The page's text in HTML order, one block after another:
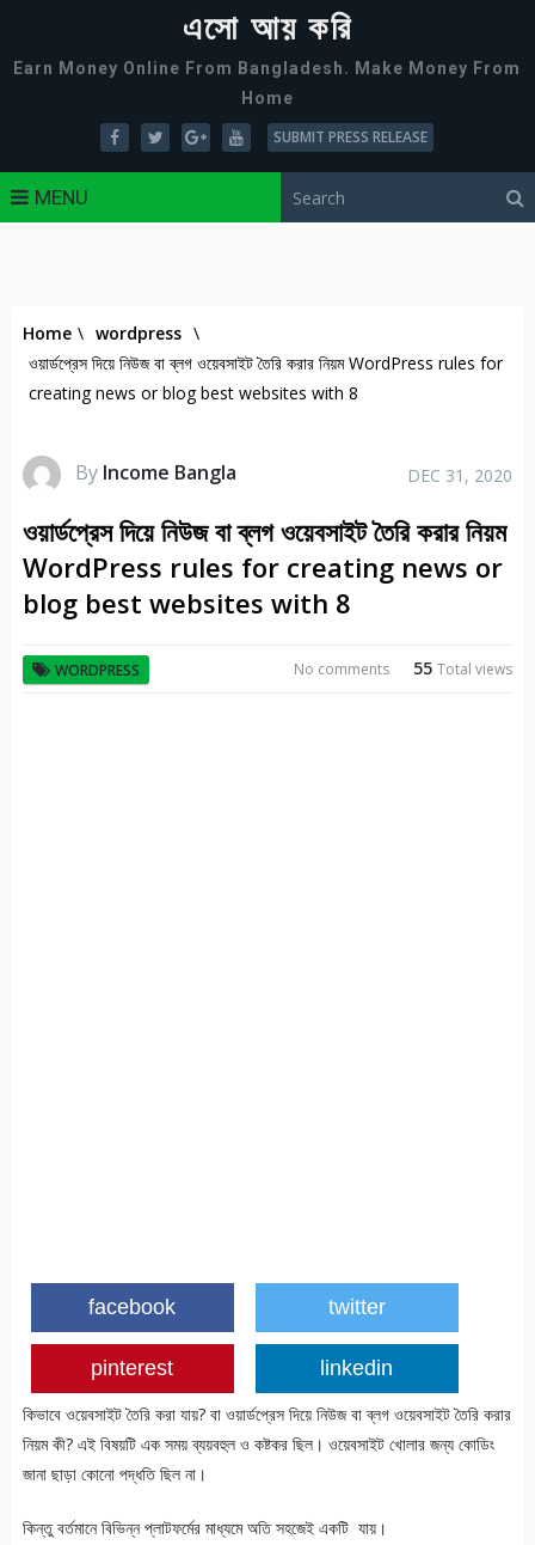
এসো আয় করি
Earn Money Online From Bangladesh. Make Money From
Home
SUBMIT PRESS RELEASE
MENU
Home \ wordpress \
ওয়ার্ডপ্রেস দিয়ে নিউজ বা ব্লগ ওয়েবসাইট তৈরি করার নিয়ম WordPress rules for
creating news or blog best websites with 8
By Income Bangla DEC 31, 2020
ওয়ার্ডপ্রেস দিয়ে নিউজ বা ব্লগ ওয়েবসাইট তৈরি করার নিয়ম
WordPress rules for creating news or
blog best websites with 8
WORDPRESS 55Total views
No comments
facebook twitter
pinterest linkedin
কিভাবে ওয়েবসাইট তৈরি করা যায়? বা ওয়ার্ডপ্রেস দিয়ে নিউজ বা ব্লগ ওয়েবসাইট তৈরি করার
নিয়ম কী? এই বিষয়টি এক সময় ব্যয়বহুল ও কষ্টকর ছিল। ওয়েবসাইট খোলার জন্য কোডিং
জানা ছাড়া কোনো পদ্ধতি ছিল না।
কিন্তু বর্তমানে বিভিন্ন প্লাটফর্মের মাধ্যমে অতি সহজেই একটি যায়।